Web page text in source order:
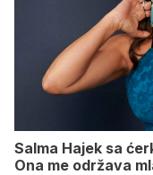
Salma Hajek sa
Ona me održava